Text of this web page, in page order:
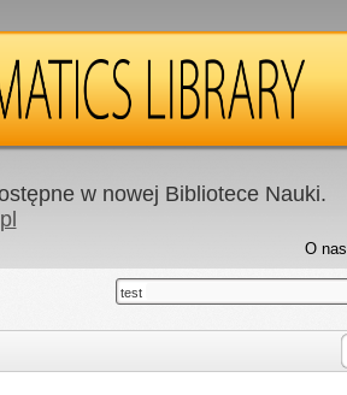
w nowej Bibliotece Nauki.
O nas
test